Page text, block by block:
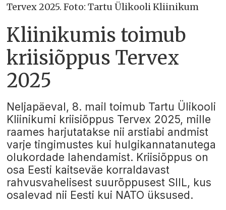
Tervex 2025. Foto: Tartu Ülikooli Kliinikum
Kliinikumis toimub
kriisiõppus Tervex
2025
Neljapäeval, 8. mail toimub Tartu Ülikooli
Kliinikumi kriisiõppus Tervex 2025, mille
raames harjutatakse nii arstiabi andmist
varje tingimustes kui hulgikannatanutega
olukordade lahendamist. Kriisiõppus on
osa Eesti kaitseväe korraldavast
rahvusvahelisest suurõppusest SIIL, kus
osalevad nii Eesti kui NATO üksused.